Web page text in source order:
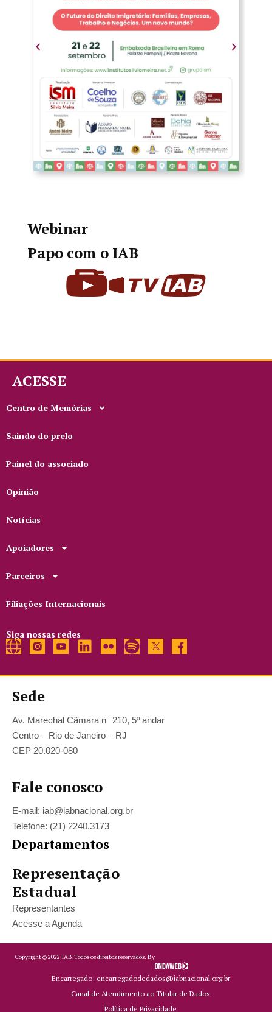
Webinar
Papo com o IAB
ACESSE
Centro de Memórias
Saindo do prelo
Painel do associado
Opinião
Notícias
Apoiadores
Parceiros
Filiações Internacionais
Siga nossas redes
Sede
Av. Marechal Câmara n° 210, 5º andar
Centro – Rio de Janeiro – RJ
CEP 20.020-080
Fale conosco
E-mail: iab@iabnacional.org.br
Telefone: (21) 2240.3173
Departamentos
Representação
Estadual
Representantes
Acesse a Agenda
Copyright ©2022 IAB.Todos os direitos reservados. By
Encarregado: encarregadodedados@iabnacional.org.br
Canal de Atendimento ao Titular de Dados
Política de Privacidade